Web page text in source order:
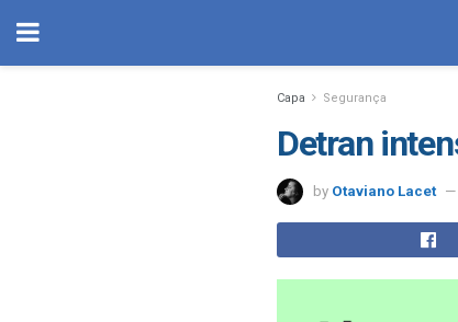
Capa Segurança
Detran
by Otaviano Lacet